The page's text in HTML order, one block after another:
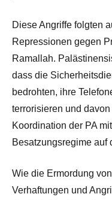
Diese Angriffe folgten
Repressionen gegen
Ramallah.
dass die
bedrohten, ihre
terrorisieren und
Koordination der PA
Besatzungsregime auf
Wie die Ermordung
Verhaftungen und